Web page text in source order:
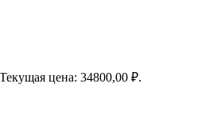
Текущая цена: 34800,00 ₽.